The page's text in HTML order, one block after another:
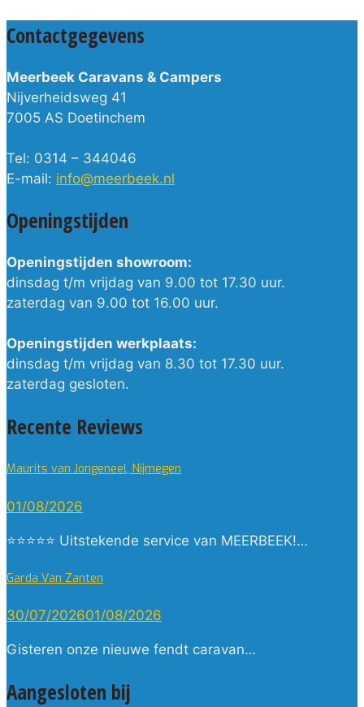
Contactgegevens
Meerbeek Caravans & Campers
Nijverheidsweg 41
7005 AS Doetinchem
Tel: 0314 – 344046
E-mail: info@meerbeek.nl
Openingstijden
Openingstijden showroom:
dinsdag t/m vrijdag van 9.00 tot 17.30 uur.
zaterdag van 9.00 tot 16.00 uur.
Openingstijden werkplaats:
dinsdag t/m vrijdag van 8.30 tot 17.30 uur.
zaterdag gesloten.
Recente Reviews
Maurits van Jongeneel, Nijmegen
01/08/2026
⭐⭐⭐⭐⭐ Uitstekende service van MEERBEEK!…
Garda Van Zanten
30/07/202601/08/2026
Gisteren onze nieuwe fendt caravan…
Aangesloten bij